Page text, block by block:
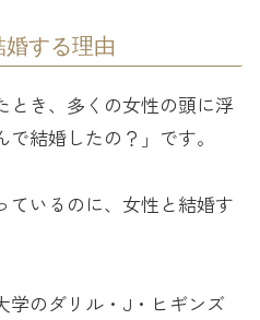
する理由
とき、多くの女性の頭に浮
結婚したの？」です。
ているのに、女性と結婚す
学のダリル・J・ヒギンズ